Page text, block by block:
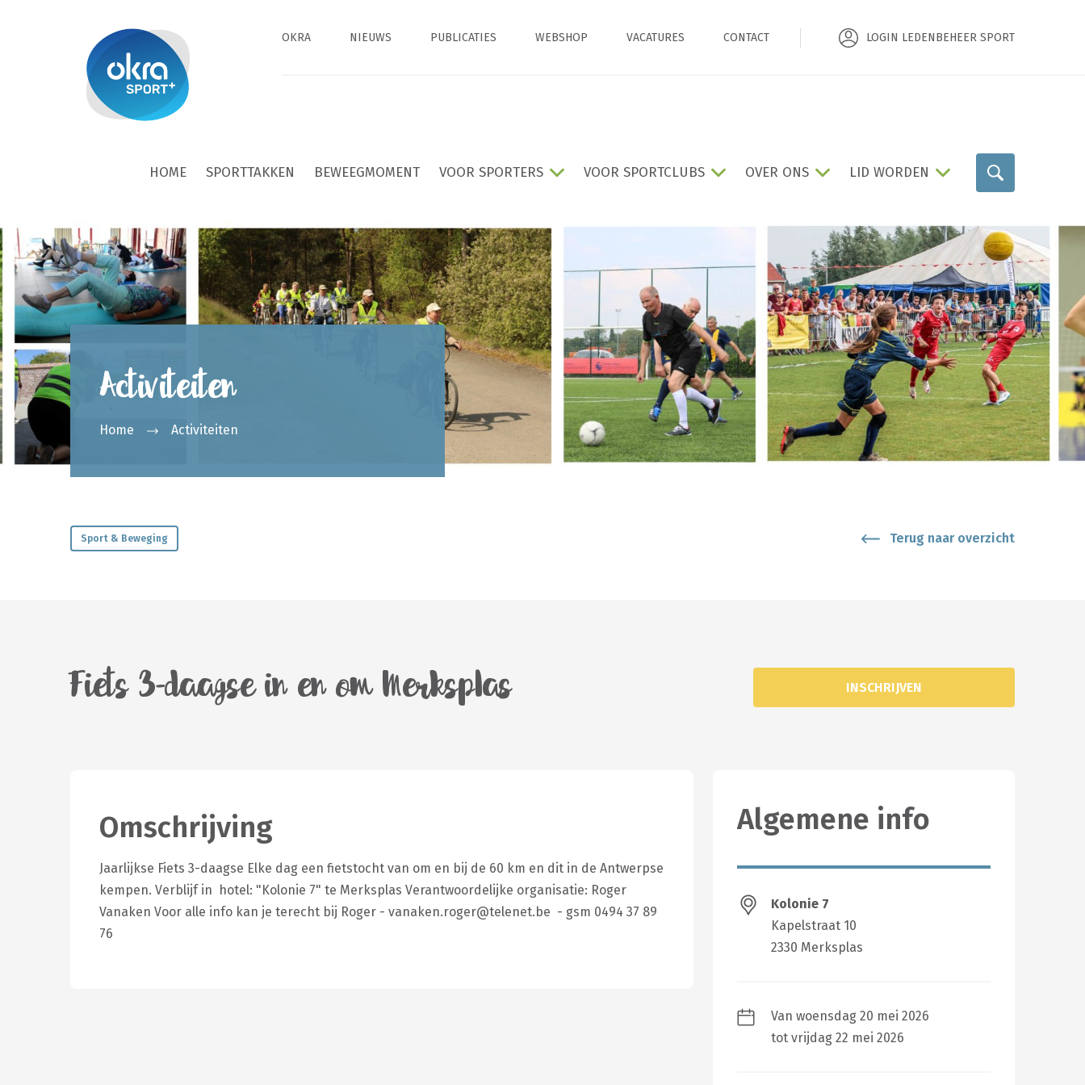
OKRA NIEUWS PUBLICATIES WEBSHOP VACATURES CONTACT LOGIN LEDENBEHEER SPORT
HOME SPORTTAKKEN BEWEEGMOMENT VOOR SPORTERS VOOR SPORTCLUBS OVER ONS LID WORDEN
Activiteiten
Home Activiteiten
Sport & Beweging Terug naar overzicht
Fiets 3-daagse in en om Merksplas INSCHRIJVEN
Omschrijving
Jaarlijkse Fiets 3-daagse Elke dag een fietstocht van om en bij de 60 km en dit in de Antwerpse
kempen. Verblijf in hotel: "Kolonie 7" te Merksplas Verantwoordelijke organisatie: Roger
Vanaken Voor alle info kan je terecht bij Roger - vanaken.roger@telenet.be - gsm 0494 37 89
76
Algemene info
Kolonie 7
Kapelstraat 10
2330 Merksplas
Van woensdag 20 mei 2026
tot vrijdag 22 mei 2026